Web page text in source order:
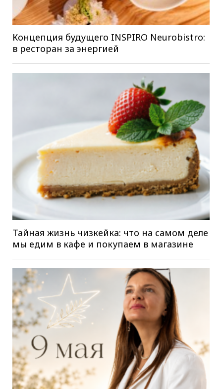
Концепция будущего INSPIRO Neurobistro:
в ресторан за энергией
Тайная жизнь чизкейка: что на самом деле
мы едим в кафе и покупаем в магазине